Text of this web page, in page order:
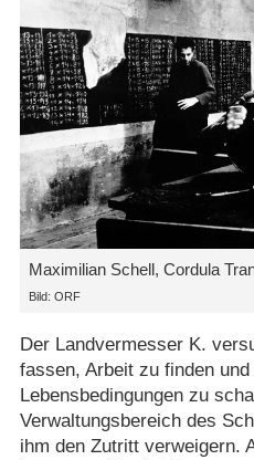
Maximilian Schell, Cordula
Bild: ORF
Der Landvermesser K.
fassen, Arbeit zu finden
Lebensbedingungen zu
Verwaltungsbereich des
ihm den Zutritt verweigern.